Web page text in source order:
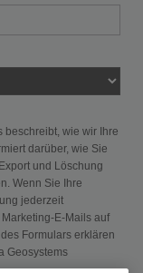
beschreibt, wie wir Ihre
darüber, wie Sie
und Löschung
Wenn Sie Ihre
jederzeit
E-Mails auf
Formulars erklären
Geosystems